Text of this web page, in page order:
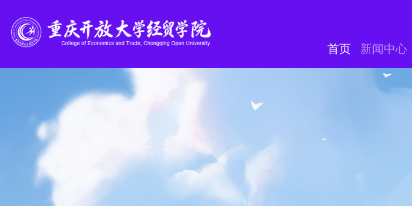
首页 新闻中心